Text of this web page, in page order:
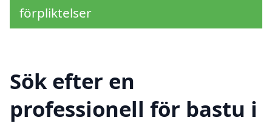
förpliktelser
Sök efter en
professionell för bastu i